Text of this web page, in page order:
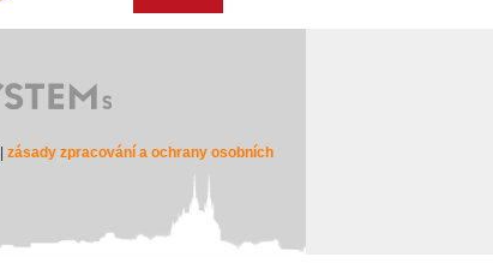
zásady zpracování a ochrany osobních